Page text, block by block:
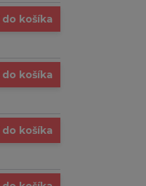
košíka
košíka
košíka